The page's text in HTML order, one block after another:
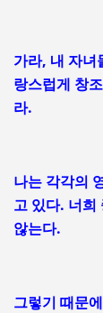
가라, 내 자녀
랑스럽게 창
라.
나는 각각의
고 있다. 너희
않는다.
그렇기 때문